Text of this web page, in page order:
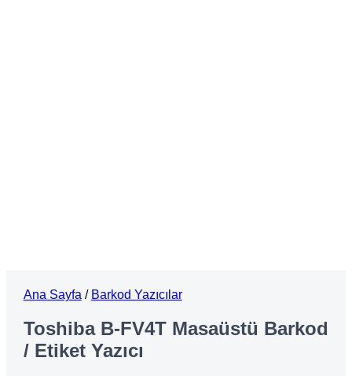
Ana Sayfa / Barkod Yazıcılar
Toshiba B-FV4T Masaüstü Barkod
/ Etiket Yazıcı